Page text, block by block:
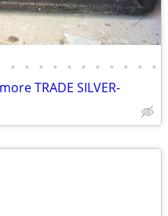
• • • • • • • • • • •
TRADE SILVER-